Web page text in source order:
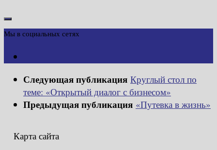
Мы в социальных сетях
Следующая публикация Круглый стол по
теме: «Открытый диалог с бизнесом»
Предыдущая публикация «Путевка в жизнь»
Карта сайта